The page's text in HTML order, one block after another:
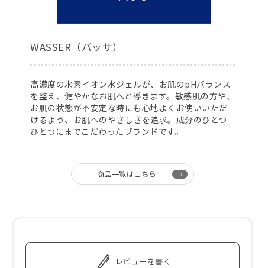
WASSER（バッサ）
高濃度の水素イオン水ジェルが、お肌のpHバランス
を整え、健やかなお肌へと導きます。敏感肌の方や、
お肌の状態が不安定な時にも心地よくお使いいただ
けるよう、お肌へのやさしさを追求。成分のひとつ
ひとつにまでこだわったブランドです。
商品一覧はこちら
レビューを書く